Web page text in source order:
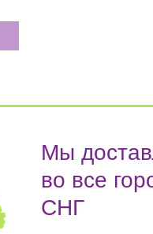
Мы
во все
СНГ